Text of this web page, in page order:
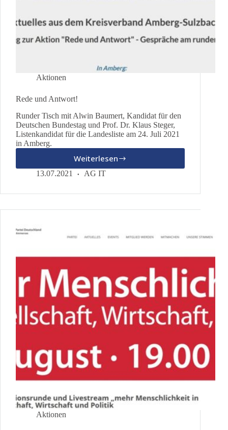
Aktionen
Rede und Antwort!
Runder Tisch mit Alwin Baumert, Kandidat für den
Deutschen Bundestag und Prof. Dr. Klaus Steger,
Listenkandidat für die Landesliste am 24. Juli 2021
in Amberg.
Weiterlesen
Rede
und
13.07.2021 AG IT
Aktionen